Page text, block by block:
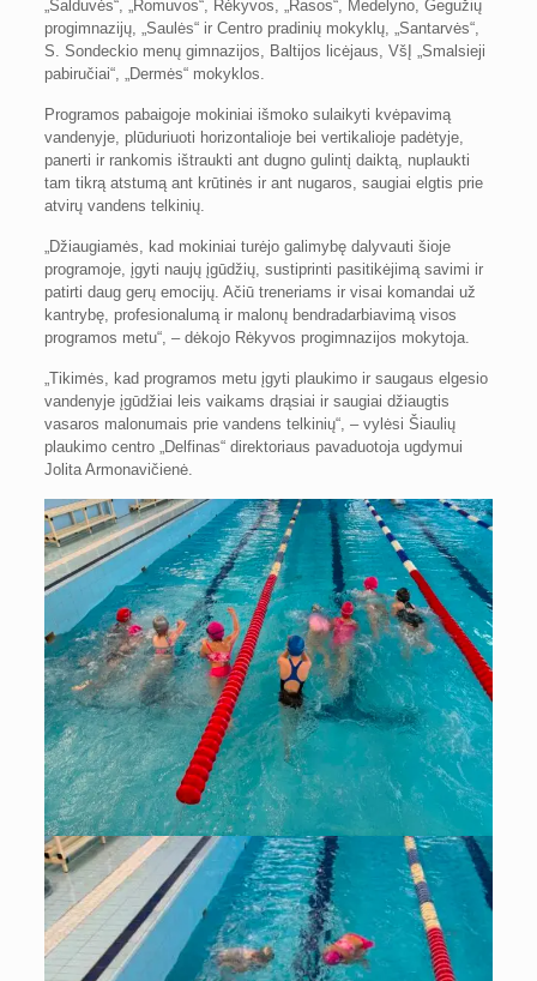
„Salduvės“, „Romuvos“, Rėkyvos, „Rasos“, Medelyno, Gegužių
progimnazijų, „Saulės“ ir Centro pradinių mokyklų, „Santarvės“,
S. Sondeckio menų gimnazijos, Baltijos licėjaus, VšĮ „Smalsieji
pabiručiai“, „Dermės“ mokyklos.
Programos pabaigoje mokiniai išmoko sulaikyti kvėpavimą
vandenyje, plūduriuoti horizontalioje bei vertikalioje padėtyje,
panerti ir rankomis ištraukti ant dugno gulintį daiktą, nuplaukti
tam tikrą atstumą ant krūtinės ir ant nugaros, saugiai elgtis prie
atvirų vandens telkinių.
„Džiaugiamės, kad mokiniai turėjo galimybę dalyvauti šioje
programoje, įgyti naujų įgūdžių, sustiprinti pasitikėjimą savimi ir
patirti daug gerų emocijų. Ačiū treneriams ir visai komandai už
kantrybę, profesionalumą ir malonų bendradarbiavimą visos
programos metu“, – dėkojo Rėkyvos progimnazijos mokytoja.
„Tikimės, kad programos metu įgyti plaukimo ir saugaus elgesio
vandenyje įgūdžiai leis vaikams drąsiai ir saugiai džiaugtis
vasaros malonumais prie vandens telkinių“, – vylėsi Šiaulių
plaukimo centro „Delfinas“ direktoriaus pavaduotoja ugdymui
Jolita Armonavičienė.